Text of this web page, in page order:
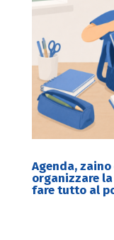
Agenda,
organizzare
fare tutto al